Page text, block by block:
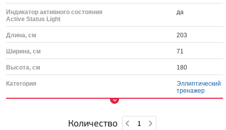
Индикатор активного состояния
Active Status Light
да
Длина, см 203
Ширина, см 71
Высота, см 180
Категория
Эллиптический
тренажер
Количество